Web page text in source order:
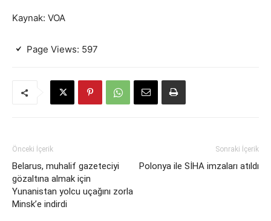
Kaynak: VOA
Page Views: 597
Önceki İçerik
Belarus, muhalif gazeteciyi
gözaltına almak için
Yunanistan yolcu uçağını zorla
Minsk’e indirdi
Sonraki İçerik
Polonya ile SİHA imzaları atıldı